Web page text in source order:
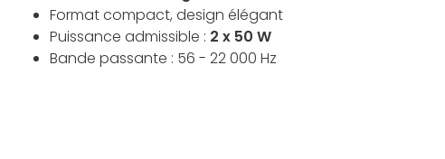
Format compact, design élégant
Puissance admissible : 2 x 50 W
Bande passante : 56 - 22 000 Hz